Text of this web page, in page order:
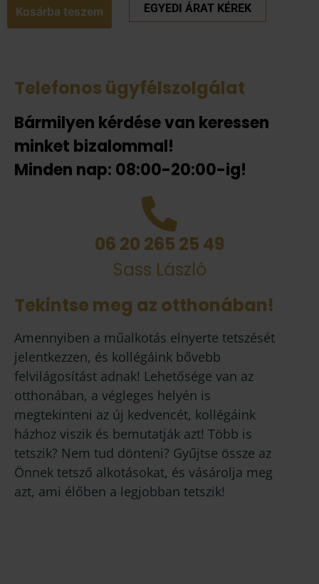
Kosárba teszem EGYEDI ÁRAT KÉREK
Telefonos ügyfélszolgálat
Bármilyen kérdése van keressen
minket bizalommal!
Minden nap: 08:00-20:00-ig!
06 20 265 25 49
Sass László
Tekintse meg az otthonában!
Amennyiben a műalkotás elnyerte tetszését
jelentkezzen, és kollégáink bővebb
felvilágosítást adnak! Lehetősége van az
otthonában, a végleges helyén is
megtekinteni az új kedvencét, kollégáink
házhoz viszik és bemutatják azt! Több is
tetszik? Nem tud dönteni? Gyűjtse össze az
Önnek tetsző alkotásokat, és vásárolja meg
azt, ami élőben a legjobban tetszik!